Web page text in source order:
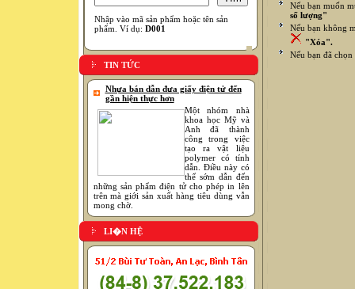
Nhập vào mã sản phẩm hoặc tên sản
phẩm. Ví dụ: D001
TIN TỨC
Nhựa bán dẫn đưa giấy điện tử đến
gần hiện thực hơn
Một nhóm nhà
khoa học Mỹ và
Anh đã thành
công trong việc
tạo ra vật liệu
polymer có tính
dẫn. Điều này có
thể sớm dẫn đến
những sản phẩm điện tử cho phép in lên
trên mà giới sản xuất hàng tiêu dùng vẫn
mong chờ.
LI�N HỆ
Nếu bạn muốn
số lượng"
Nếu bạn không
"Xóa".
Nếu bạn đã